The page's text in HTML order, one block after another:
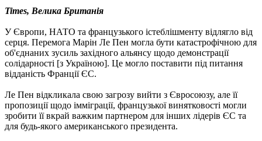
Times, Велика Британія
У Європи, НАТО та французького істеблішменту відлягло від
серця. Перемога Марін Ле Пен могла бути катастрофічною для
об'єднаних зусиль західного альянсу щодо демонстрації
солідарності [з Україною]. Це могло поставити під питання
відданість Франції ЄС.
Ле Пен відкликала свою загрозу вийти з Євросоюзу, але її
пропозиції щодо імміграції, французької винятковості могли
зробити її вкрай важким партнером для інших лідерів ЄС та
для будь-якого американського президента.